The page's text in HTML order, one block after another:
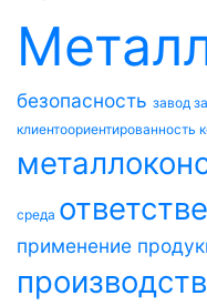
безопасность завод
клиентоориентированность
среда
применение